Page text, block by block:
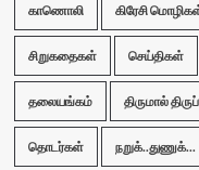
காணொலி கிரேசி
சிறுகதைகள் செய்திகள்
தலையங்கம் திருமால்
தொடர்கள் நறுக்..துணுக்...